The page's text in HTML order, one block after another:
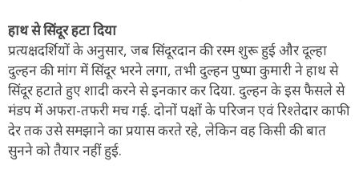
हाथ से सिंदूर हटा दिया
प्रत्यक्षदर्शियों के अनुसार, जब सिंदूरदान की रस्म शुरू हुई और दूल्हा
दुल्हन की मांग में सिंदूर भरने लगा, तभी दुल्हन पुष्पा कुमारी ने हाथ से
सिंदूर हटाते हुए शादी करने से इनकार कर दिया. दुल्हन के इस फैसले से
मंडप में अफरा-तफरी मच गई. दोनों पक्षों के परिजन एवं रिश्तेदार काफी
देर तक उसे समझाने का प्रयास करते रहे, लेकिन वह किसी की बात
सुनने को तैयार नहीं हुई.